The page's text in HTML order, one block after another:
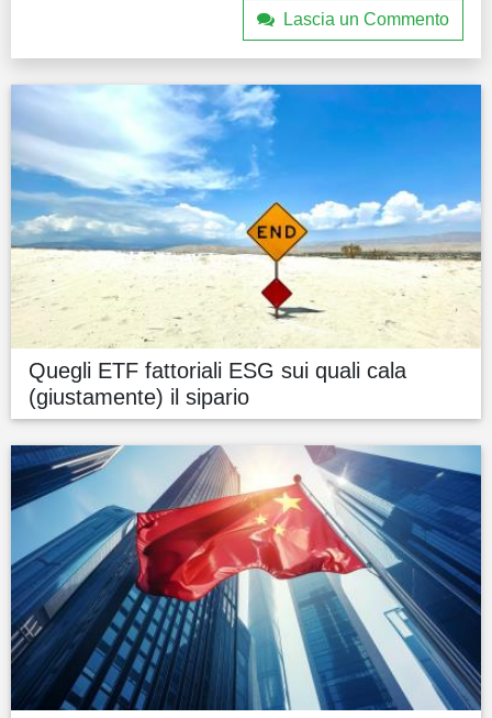
Lascia un Commento
Quegli ETF fattoriali ESG sui quali cala
(giustamente) il sipario